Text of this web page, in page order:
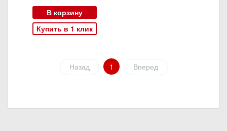
В корзину
Купить в 1 клик
Назад 1 Вперед